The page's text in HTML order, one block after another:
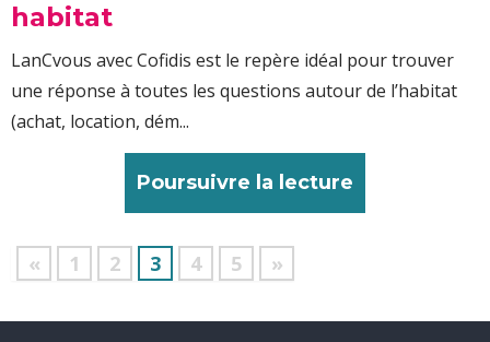
habitat
LanCvous avec Cofidis est le repère idéal pour trouver
une réponse à toutes les questions autour de l’habitat
(achat, location, dém...
Poursuivre la lecture
« 1 2 3 4 5 »